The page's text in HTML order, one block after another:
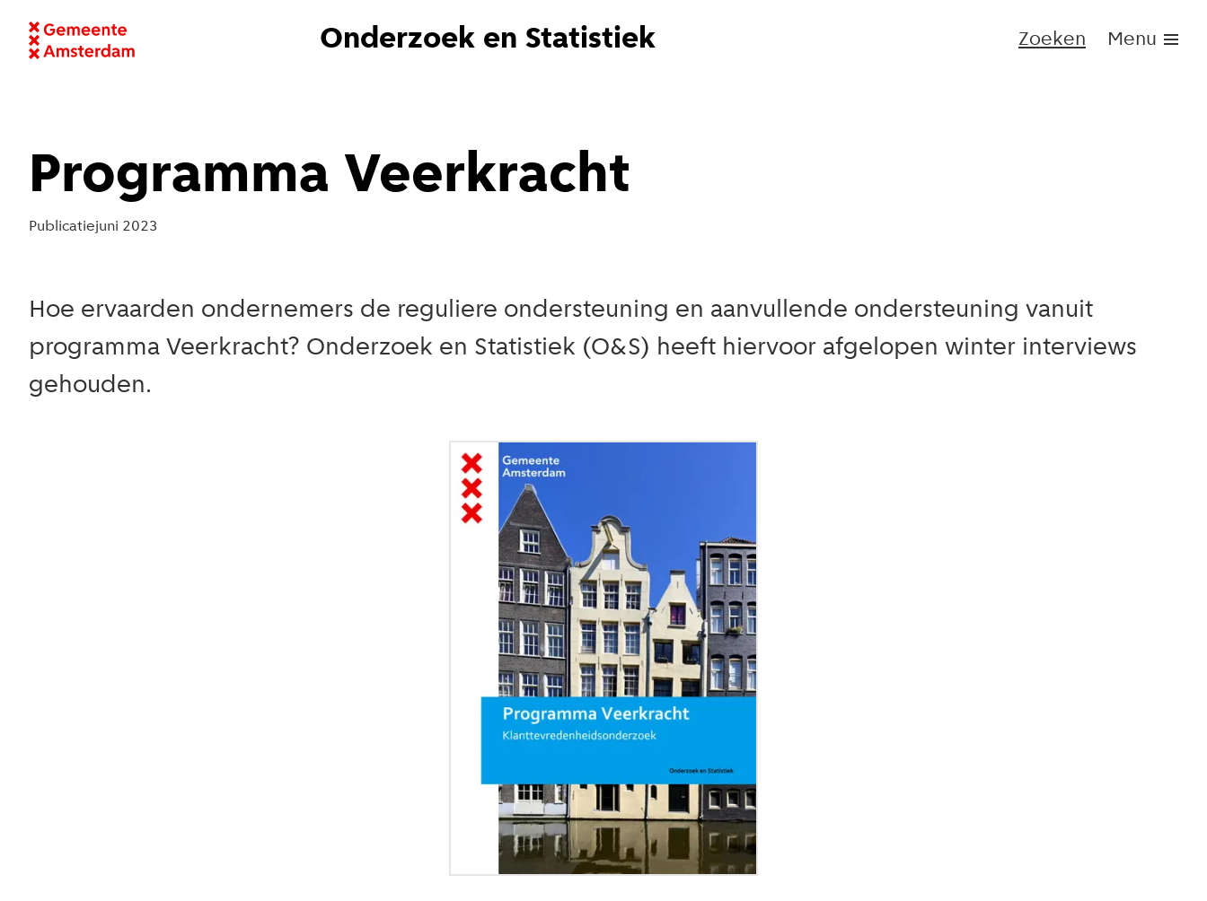
Onderzoek en Statistiek Zoeken Menu
Programma Veerkracht
Publicatiejuni 2023
Hoe ervaarden ondernemers de reguliere ondersteuning en aanvullende ondersteuning vanuit
programma Veerkracht? Onderzoek en Statistiek (O&S) heeft hiervoor afgelopen winter interviews
gehouden.